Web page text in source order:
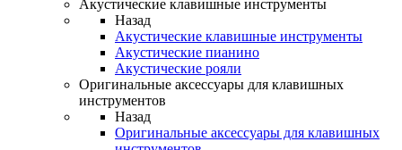
Акустические клавишные инструменты
Назад
Акустические клавишные инструменты
Акустические пианино
Акустические рояли
Оригинальные аксессуары для клавишных
инструментов
Назад
Оригинальные аксессуары для клавишных